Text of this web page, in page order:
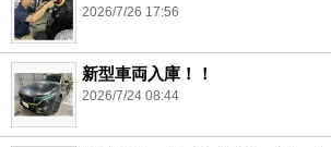
2026/7/26 17:56
新型車両入庫！！
2026/7/24 08:44